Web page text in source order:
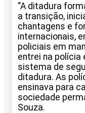
“A ditadura
a transição,
chantagens e
internacionais,
policiais em
entrei na polícia
sistema de
ditadura. As
ensinava para
sociedade
Souza.